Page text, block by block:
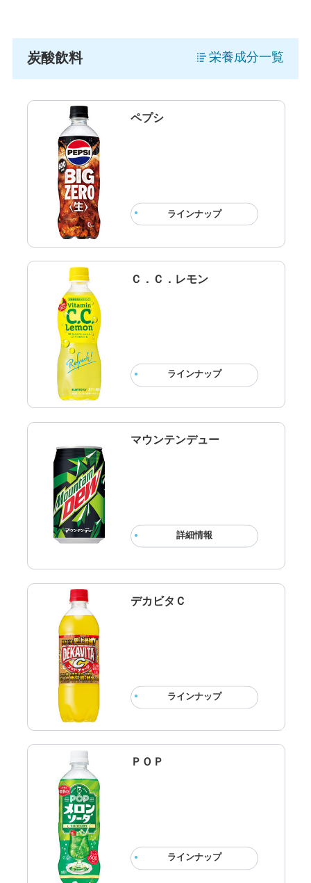
炭酸飲料 栄養成分一覧
ペプシ
ラインナップ
Ｃ．Ｃ．レモン
ラインナップ
マウンテンデュー
詳細情報
デカビタＣ
ラインナップ
ＰＯＰ
ラインナップ